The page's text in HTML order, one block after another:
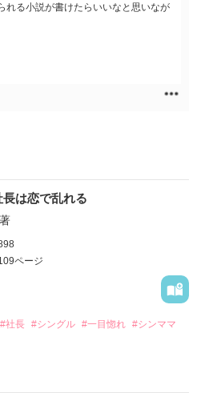
れる小説が書けたらいいなと思いなが
は恋で乱れる
ページ
#社長 #シングル #一目惚れ #シンママ